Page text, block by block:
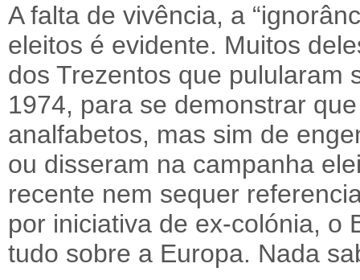
A falta de vivência, a
eleitos é evidente. Muitos
dos Trezentos que pulularam
1974, para se demonstrar
analfabetos, mas sim de
ou disseram na campanha
recente nem sequer
por iniciativa de ex-colónia, o
tudo sobre a Europa. Nada